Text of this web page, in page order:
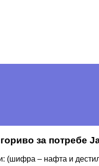
за потребе
(шифра – нафта и